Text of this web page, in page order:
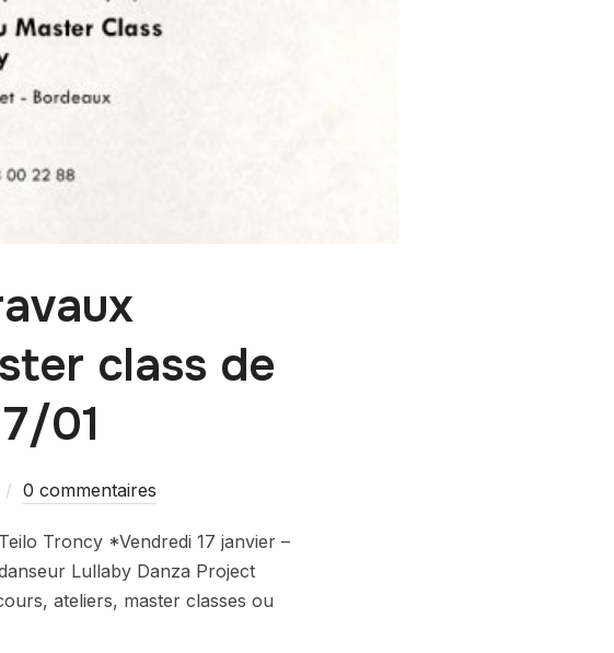
class de
01
0 commentaires
Troncy *Vendredi 17 janvier –
Lullaby Danza Project
ateliers, master classes ou